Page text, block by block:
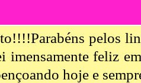
pelos
imensamente feliz
hoje e